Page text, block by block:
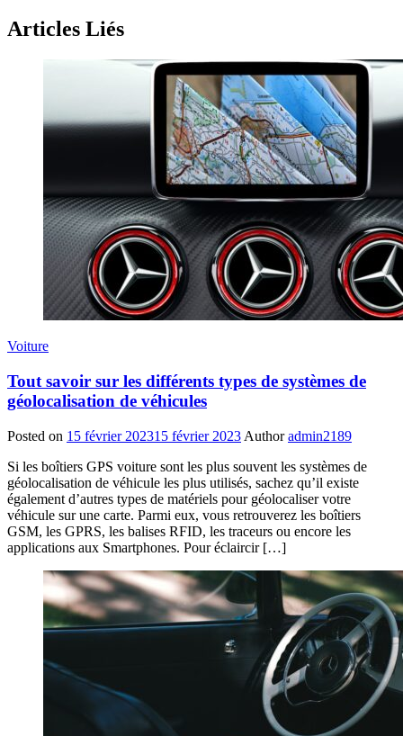
Articles Liés
Voiture
Tout savoir sur les différents types de systèmes de
géolocalisation de véhicules
Posted on 15 février 202315 février 2023 Author admin2189
Si les boîtiers GPS voiture sont les plus souvent les systèmes de
géolocalisation de véhicule les plus utilisés, sachez qu’il existe
également d’autres types de matériels pour géolocaliser votre
véhicule sur une carte. Parmi eux, vous retrouverez les boîtiers
GSM, les GPRS, les balises RFID, les traceurs ou encore les
applications aux Smartphones. Pour éclaircir […]